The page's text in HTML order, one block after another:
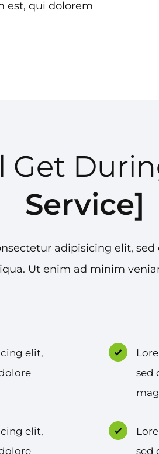
est, qui dolorem
Get
Service]
adipisicing elit,
Ut enim ad minim
elit,
elit,
sed
sed